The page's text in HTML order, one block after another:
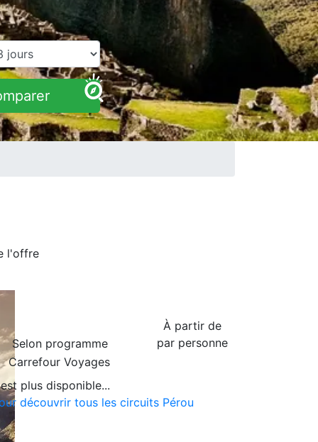
l'offre
À partir de
par personne
Selon programme
Carrefour Voyages
plus disponible...
découvrir tous les circuits Pérou